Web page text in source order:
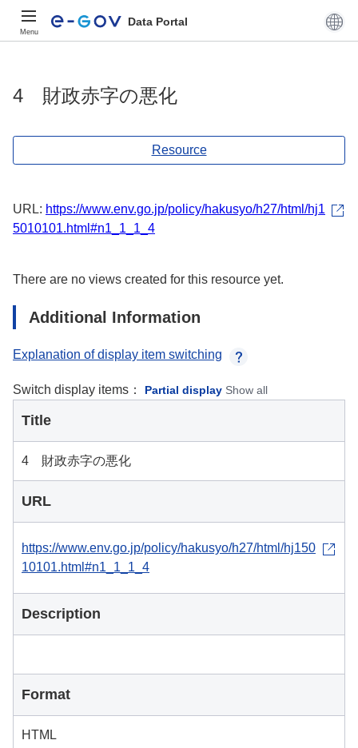
Menu
Data Portal
4 財政赤字の悪化
Resource
URL: https://www.env.go.jp/policy/hakusyo/h27/html/hj1
5010101.html#n1_1_1_4
There are no views created for this resource yet.
Additional Information
Explanation of display item switching
Switch display items： Partial display Show all
Title
4 財政赤字の悪化
URL
https://www.env.go.jp/policy/hakusyo/h27/html/hj150
10101.html#n1_1_1_4
Description
Format
HTML